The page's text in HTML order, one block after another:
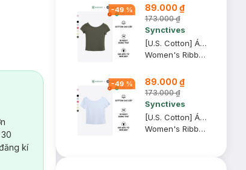
kí
-49 % 89.000 ₫
173.000 ₫
Synctives
[U.S. Cotton] Áo Thun Nữ Cổ Thuyền Synctives Slim Fit, Xanh Tro, S - CWTS0013
Women's Ribbed U-neck Low Back T-shirt
-49 % 89.000 ₫
173.000 ₫
Synctives
[U.S. Cotton] Áo Thun Nữ Cổ Thuyền Synctives Slim Fit, Trắng, XL - CWTS0013
Women's Ribbed U-neck Low Back T-shirt